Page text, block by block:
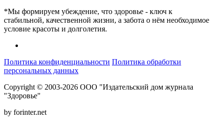
*Мы формируем убеждение, что здоровье - ключ к
стабильной, качественной жизни, а забота о нём необходимое
условие красоты и долголетия.
Политика конфиденциальности Политика обработки
персональных данных
Copyright © 2003-2026 ООО "Издательский дом журнала
"Здоровье"
by forinter.net